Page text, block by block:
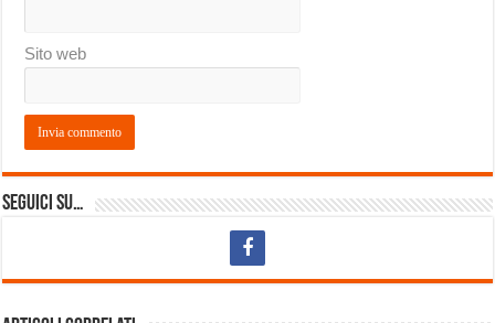
Sito web
Seguici su…